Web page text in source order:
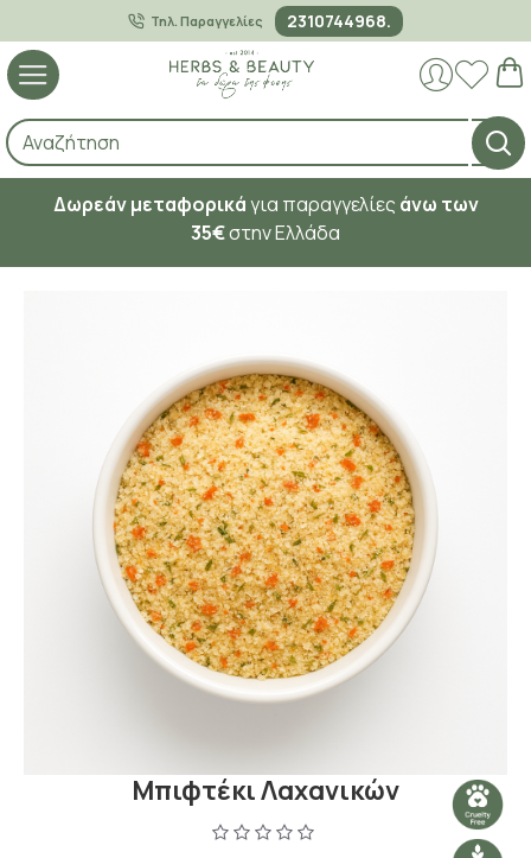
Τηλ. Παραγγελίες 2310744968.
Δωρεάν μεταφορικάγια παραγγελίες άνω των
35€στην Ελλάδα
Μπιφτέκι Λαχανικών